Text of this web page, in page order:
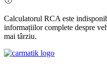
Calculatorul RCA este
informațiilor complete despre
mai târziu.